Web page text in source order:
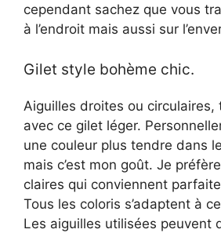
V
i
d
e
o
cependant sachez que vous
à l’endroit mais aussi sur
Gilet style bohème chic.
Aiguilles droites ou circulaires,
avec ce gilet léger.
une couleur plus tendre dans
mais c’est mon goût. Je
claires qui conviennent
Tous les coloris s’adaptent à
Les aiguilles utilisées peuvent